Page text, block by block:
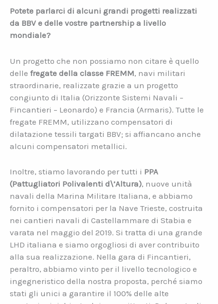
Potete parlarci di alcuni grandi progetti realizzati
da BBV e delle vostre partnership a livello
mondiale?
Un progetto che non possiamo non citare è quello
delle fregate della classe FREMM, navi militari
straordinarie, realizzate grazie a un progetto
congiunto di Italia (Orizzonte Sistemi Navali –
Fincantieri – Leonardo) e Francia (Armaris). Tutte le
fregate FREMM, utilizzano compensatori di
dilatazione tessili targati BBV; si affiancano anche
alcuni compensatori metallici.
Inoltre, stiamo lavorando per tutti i PPA
(Pattugliatori Polivalenti d\’Altura), nuove unità
navali della Marina Militare Italiana, e abbiamo
fornito i compensatori per la Nave Trieste, costruita
nei cantieri navali di Castellammare di Stabia e
varata nel maggio del 2019. Si tratta di una grande
LHD italiana e siamo orgogliosi di aver contribuito
alla sua realizzazione. Nella gara di Fincantieri,
peraltro, abbiamo vinto per il livello tecnologico e
ingegneristico della nostra proposta, perché siamo
stati gli unici a garantire il 100% delle alte